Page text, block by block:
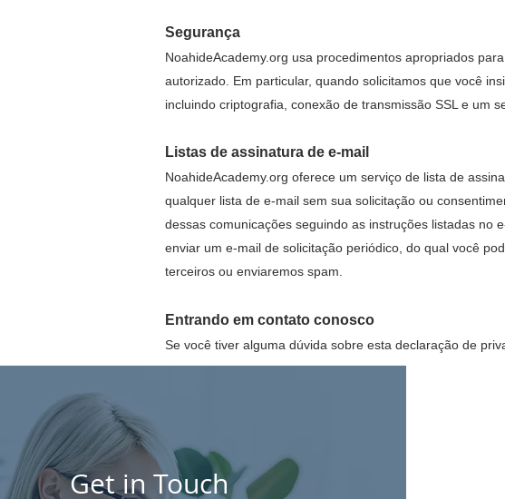
Segurança
NoahideAcademy.org usa procedimentos apropriados
autorizado. Em particular, quando solicitamos que você
incluindo criptografia, conexão de transmissão SSL e um
Listas de assinatura de e-mail
NoahideAcademy.org oferece um serviço de lista de
qualquer lista de e-mail sem sua solicitação ou
dessas comunicações seguindo as instruções listadas no
enviar um e-mail de solicitação periódico, do qual você
terceiros ou enviaremos spam.
Entrando em contato conosco
Se você tiver alguma dúvida sobre esta declaração de
Get in Touch